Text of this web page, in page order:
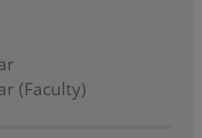
(Faculty)